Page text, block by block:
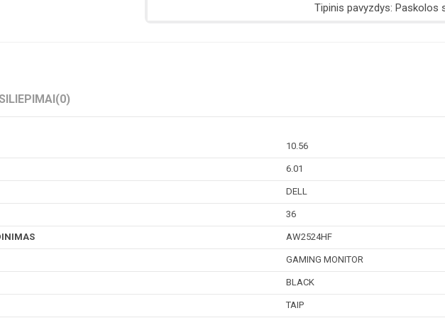
(0)
10.56
6.01
DELL
36
AW2524HF
GAMING MONITOR
BLACK
TAIP